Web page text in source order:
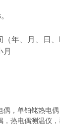
年、月、日
月
，单铂铑热电
热电偶测温仪